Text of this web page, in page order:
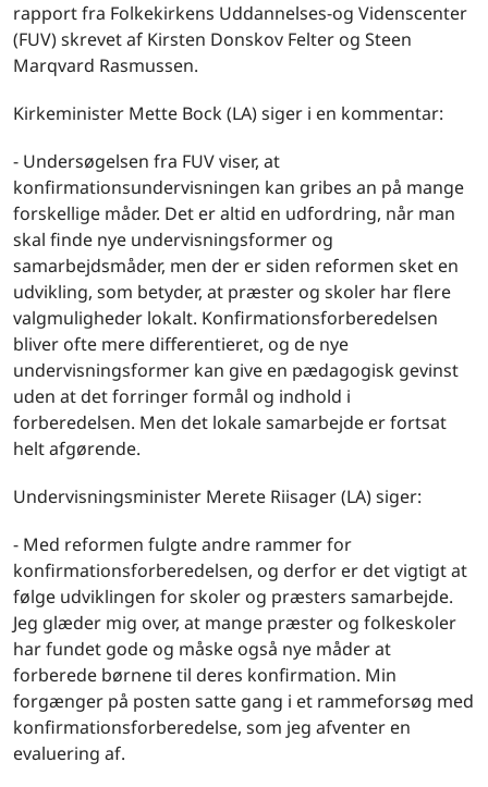
rapport fra Folkekirkens Uddannelses-og Videnscenter
(FUV) skrevet af Kirsten Donskov Felter og Steen
Marqvard Rasmussen.
Kirkeminister Mette Bock (LA) siger i en kommentar:
- Undersøgelsen fra FUV viser, at
konfirmationsundervisningen kan gribes an på mange
forskellige måder. Det er altid en udfordring, når man
skal finde nye undervisningsformer og
samarbejdsmåder, men der er siden reformen sket en
udvikling, som betyder, at præster og skoler har flere
valgmuligheder lokalt. Konfirmationsforberedelsen
bliver ofte mere differentieret, og de nye
undervisningsformer kan give en pædagogisk gevinst
uden at det forringer formål og indhold i
forberedelsen. Men det lokale samarbejde er fortsat
helt afgørende.
Undervisningsminister Merete Riisager (LA) siger:
- Med reformen fulgte andre rammer for
konfirmationsforberedelsen, og derfor er det vigtigt at
følge udviklingen for skoler og præsters samarbejde.
Jeg glæder mig over, at mange præster og folkeskoler
har fundet gode og måske også nye måder at
forberede børnene til deres konfirmation. Min
forgænger på posten satte gang i et rammeforsøg med
konfirmationsforberedelse, som jeg afventer en
evaluering af.